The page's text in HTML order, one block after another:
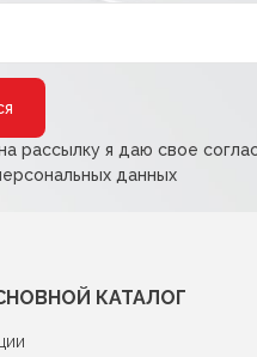
рассылку я даю свое
данных
КАТАЛОГ